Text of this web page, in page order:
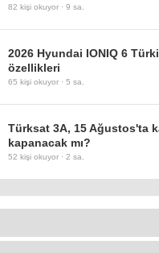
82 kişi okuyor · 9 sa.
2026 Hyundai IONIQ 6
özellikleri
65 kişi okuyor · 5 sa.
Türksat 3A, 15 Ağustos'ta
kapanacak mı?
52 kişi okuyor · 2 sa.